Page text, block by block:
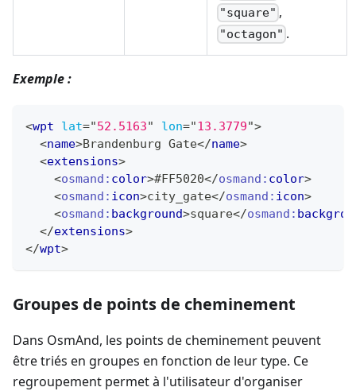
"square" ,
"octagon" .
Exemple :
<wpt lat="52.5163" lon="13.3779">
<name>Brandenburg Gate</name>
<extensions>
<osmand: color>#FF5020</osmand: color>
<osmand: icon>city_gate</osmand: icon>
<osmand: background>square</osmand:
</extensions>
</wpt>
Groupes de points de cheminement
Dans OsmAnd, les points de cheminement peuvent
être triés en groupes en fonction de leur type. Ce
regroupement permet à l'utilisateur d'organiser